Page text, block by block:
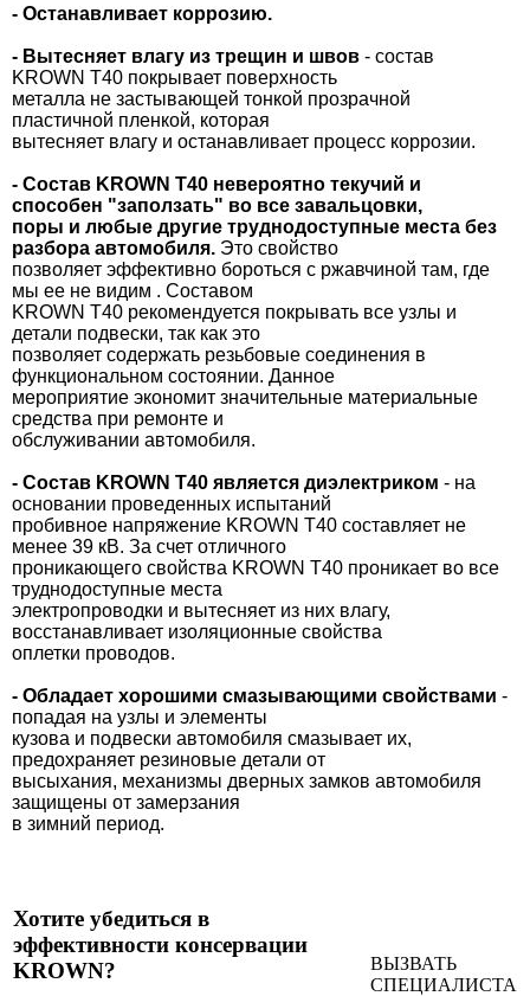
- Останавливает коррозию.
- Вытесняет влагу из трещин и швов - состав
KROWN Т40 покрывает поверхность
металла не застывающей тонкой прозрачной
пластичной пленкой, которая
вытесняет влагу и останавливает процесс коррозии.
- Cостав KROWN T40 невероятно текучий и
способен "заползать" во все завальцовки,
поры и любые другие труднодоступные места без
разбора автомобиля. Это свойство
позволяет эффективно бороться с ржавчиной там, где
мы ее не видим . Составом
KROWN Т40 рекомендуется покрывать все узлы и
детали подвески, так как это
позволяет содержать резьбовые соединения в
функциональном состоянии. Данное
мероприятие экономит значительные материальные
средства при ремонте и
обслуживании автомобиля.
- Состав KROWN Т40 является диэлектриком - на
основании проведенных испытаний
пробивное напряжение KROWN Т40 составляет не
менее 39 кВ. За счет отличного
проникающего свойства KROWN Т40 проникает во все
труднодоступные места
электропроводки и вытесняет из них влагу,
восстанавливает изоляционные свойства
оплетки проводов.
- Обладает хорошими смазывающими свойствами -
попадая на узлы и элементы
кузова и подвески автомобиля смазывает их,
предохраняет резиновые детали от
высыхания, механизмы дверных замков автомобиля
защищены от замерзания
в зимний период.
Хотите убедиться в
эффективности консервации
KROWN?
ВЫЗВАТЬ
СПЕЦИАЛИСТА